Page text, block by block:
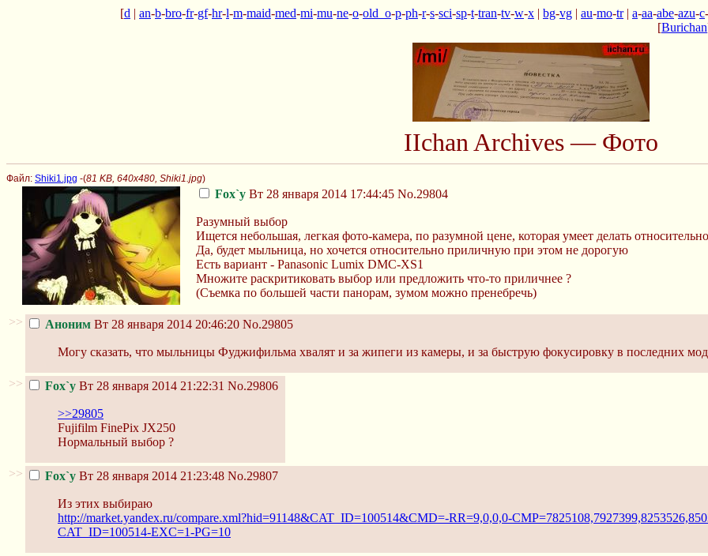
[d | an-b-bro-fr-gf-hr-l-m-maid-med-mi-mu-ne-o-old_o-p-ph-r-s-sci-sp-t-tran-tv-w-x | bg-vg | au-mo-tr| a-aa-abe-azu-c-
[Burichan
IIchan Archives — Фото
Файл: Shiki1.jpg -(81 KB, 640x480, Shiki1.jpg)
Fox`y Вт 28 января 2014 17:44:45 No.29804
Разумный выбор
Ищется небольшая, легкая фото-камера, по разумной цене, которая умеет делать
Да, будет мыльница, но хочется относительно приличную при этом не дорогую
Есть вариант - Panasonic Lumix DMC-XS1
Множите раскритиковать выбор или предложить что-то приличнее ?
(Съемка по большей части панорам, зумом можно пренебречь)
>> Аноним Вт 28 января 2014 20:46:20 No.29805
Могу сказать, что мыльницы Фуджифильма хвалят и за жипеги из камеры, и за быструю фокусировку в последних
>> Fox`y Вт 28 января 2014 21:22:31 No.29806
>>29805
Fujifilm FinePix JX250
Нормальный выбор ?
>> Fox`y Вт 28 января 2014 21:23:48 No.29807
Из этих выбираю
http://market.yandex.ru/compare.xml?hid=91148&CAT_ID=100514&CMD=-RR=9,0,0,0-
CAT_ID=100514-EXC=1-PG=10